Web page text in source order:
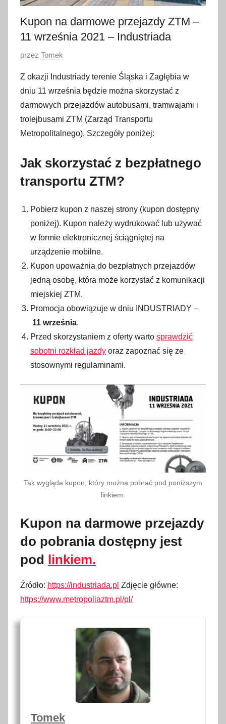
Kupon na darmowe przejazdy ZTM –
11 września 2021 – Industriada
O
u
b
l
i
k
w
n
7
e
przez Tomek
Z okazji Industriady terenie Śląska i Zagłębia w
dniu 11 września będzie można skorzystać z
darmowych przejazdów autobusami, tramwajami i
trolejbusami ZTM (Zarząd Transportu
Metropolitalnego). Szczegóły poniżej:
Jak skorzystać z bezpłatnego
transportu ZTM?
Pobierz kupon z naszej strony (kupon dostępny
poniżej). Kupon należy wydrukować lub używać
w formie elektronicznej ściągniętej na
urządzenie mobilne.
Kupon upoważnia do bezpłatnych przejazdów
jedną osobę, która może korzystać z komunikacji
miejskiej ZTM.
Promocja obowiązuje w dniu INDUSTRIADY –
11 września.
Przed skorzystaniem z oferty warto sprawdzić
sobotni rozkład jazdy oraz zapoznać się ze
stosownymi regulaminami.
Tak wygląda kupon, który można pobrać pod poniższym
linkiem.
Kupon na darmowe przejazdy
do pobrania dostępny jest
pod linkiem.
Źródło: https://industriada.pl Zdjęcie główne:
https://www.metropoliaztm.pl/pl/
Tomek